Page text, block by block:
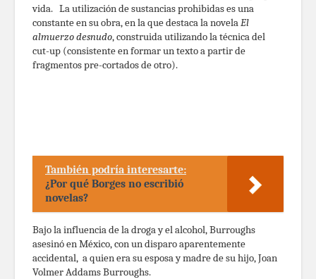
vida. La utilización de sustancias prohibidas es una
constante en su obra, en la que destaca la novelaEl
almuerzo desnudo, construida utilizando la técnica del
cut-up (consistente en formar un texto a partir de
fragmentos pre-cortados de otro).
También podría interesarte:
¿Por qué Borges no escribió
novelas?
Bajo la influencia de la droga y el alcohol, Burroughs
asesinó en México, con un disparo aparentemente
accidental, a quien era su esposa y madre de su hijo, Joan
Volmer Addams Burroughs.